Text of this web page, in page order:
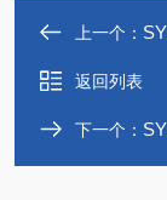
上一个：
返回列表
下一个：